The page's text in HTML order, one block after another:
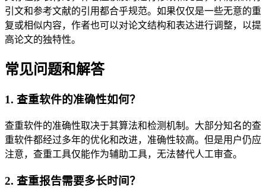
引文和参考文献的引用都合乎规范。如果仅仅是一些无意的重
复或相似内容，作者也可以对论文结构和表达进行调整，以提
高论文的独特性。
常见问题和解答
1. 查重软件的准确性如何？
查重软件的准确性取决于其算法和检测机制。大部分知名的查
重软件都经过多年的优化和改进，准确性较高。但是用户仍应
注意，查重工具仅能作为辅助工具，无法替代人工审查。
2. 查重报告需要多长时间？